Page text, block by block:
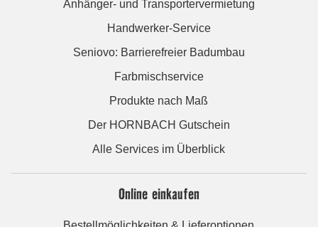
Anhänger- und Transportervermietung
Handwerker-Service
Seniovo: Barrierefreier Badumbau
Farbmischservice
Produkte nach Maß
Der HORNBACH Gutschein
Alle Services im Überblick
Online einkaufen